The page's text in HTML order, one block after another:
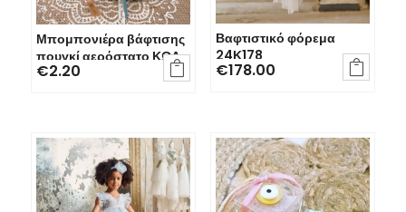
Μπομπονιέρα βάφτισης
πουγκί αερόστατο ΚΩΔ
ΜΠΒ92
€2.20 
Βαφτιστικό φόρεμα
24Κ178
€178.00 